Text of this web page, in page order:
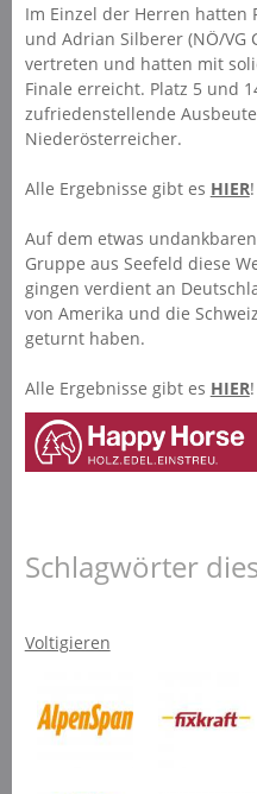
Im Einzel der Herren hatten
und Adrian Silberer (NÖ/VG
vertreten und hatten mit
Finale erreicht. Platz 5 und
zufriedenstellende
Niederösterreicher.
Alle Ergebnisse gibt es HIER!
Auf dem etwas
Gruppe aus Seefeld diese
gingen verdient an
von Amerika und die
geturnt haben.
Alle Ergebnisse gibt es HIER!
Schlagwörter
Voltigieren